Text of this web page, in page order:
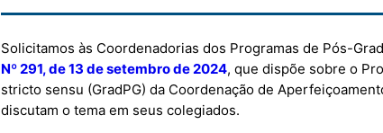
Solicitamos às Coordenadorias dos Programas de Pós-
Nº 291, de 13 de setembro de 2024, que dispõe sobre o
stricto sensu (GradPG) da Coordenação de
discutam o tema em seus colegiados.